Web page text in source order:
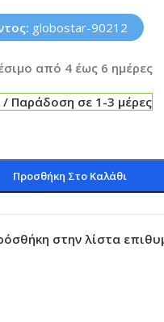
globostar-90212
από 4 έως 6 ημέρες
Παράδοση σε 1-3 μέρες
Προσθήκη Στο Καλάθι
στην λίστα